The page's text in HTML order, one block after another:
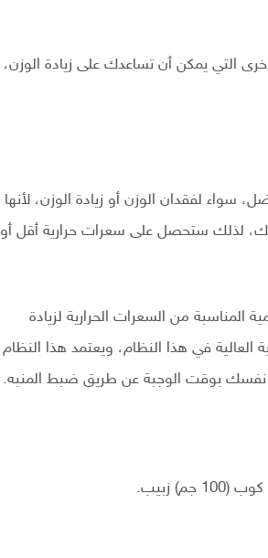
التي يمكن أن تساعدك على زيادة الوزن،
سواء لفقدان الوزن أو زيادة الوزن، لأنها
لذلك ستحصل على سعرات حرارية أقل أو
اليوم، وهي الكمية المناسبة من السعرات الحرارية لزيادة
العالية في هذا النظام، ويعتمد هذا النظام
نفسك بوقت الوجبة عن طريق ضبط المنبه.